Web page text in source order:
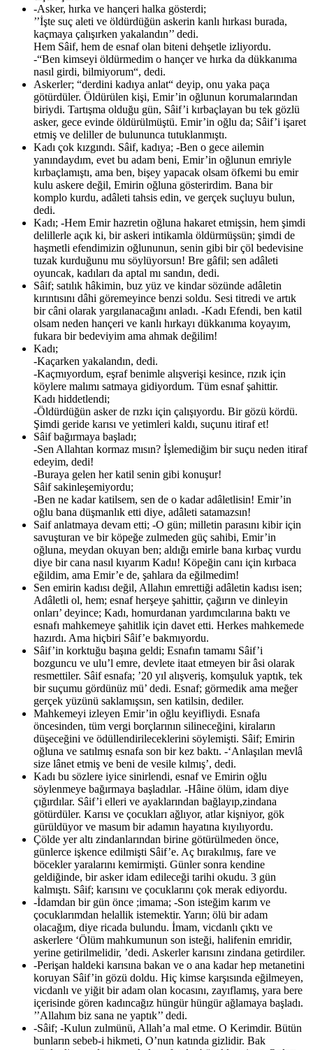
-Asker, hırka ve hançeri halka gösterdi;
’’İşte suç aleti ve öldürdüğün askerin kanlı hırkası burada,
kaçmaya çalışırken yakalandın’’ dedi.
Hem Sâif, hem de esnaf olan biteni dehşetle izliyordu.
-“Ben kimseyi öldürmedim o hançer ve hırka da dükkanıma
nasıl girdi, bilmiyorum“, dedi.
Askerler; “derdini kadıya anlat“ deyip, onu yaka paça
götürdüler. Öldürülen kişi, Emir’in oğlunun korumalarından
biriydi. Tartışma olduğu gün, Sâif’i kırbaçlayan bu tek gözlü
asker, gece evinde öldürülmüştü. Emir’in oğlu da; Sâif’i işaret
etmiş ve deliller de bulununca tutuklanmıştı.
Kadı çok kızgındı. Sâif, kadıya; -Ben o gece ailemin
yanındaydım, evet bu adam beni, Emir’in oğlunun emriyle
kırbaçlamıştı, ama ben, bişey yapacak olsam öfkemi bu emir
kulu askere değil, Emirin oğluna gösterirdim. Bana bir
komplo kurdu, adâleti tahsis edin, ve gerçek suçluyu bulun,
dedi.
Kadı; -Hem Emir hazretin oğluna hakaret etmişsin, hem şimdi
delillerle açık ki, bir askeri intikamla öldürmüşsün; şimdi de
haşmetli efendimizin oğlununun, senin gibi bir çöl bedevisine
tuzak kurduğunu mu söylüyorsun! Bre gâfil; sen adâleti
oyuncak, kadıları da aptal mı sandın, dedi.
Sâif; satılık hâkimin, buz yüz ve kindar sözünde adâletin
kırıntısını dâhi göremeyince benzi soldu. Sesi titredi ve artık
bir câni olarak yargılanacağını anladı. -Kadı Efendi, ben katil
olsam neden hançeri ve kanlı hırkayı dükkanıma koyayım,
fukara bir bedeviyim ama ahmak değilim!
Kadı;
-Kaçarken yakalandın, dedi.
-Kaçmıyordum, eşraf benimle alışverişi kesince, rızık için
köylere malımı satmaya gidiyordum. Tüm esnaf şahittir.
Kadı hiddetlendi;
-Öldürdüğün asker de rızkı için çalışıyordu. Bir gözü kördü.
Şimdi geride karısı ve yetimleri kaldı, suçunu itiraf et!
Sâif bağırmaya başladı;
-Sen Allahtan kormaz mısın? İşlemediğim bir suçu neden itiraf
edeyim, dedi!
-Buraya gelen her katil senin gibi konuşur!
Sâif sakinleşemiyordu;
-Ben ne kadar katilsem, sen de o kadar adâletlisin! Emir’in
oğlu bana düşmanlık etti diye, adâleti satamazsın!
Saif anlatmaya devam etti; -O gün; milletin parasını kibir için
savuşturan ve bir köpeğe zulmeden güç sahibi, Emir’in
oğluna, meydan okuyan ben; aldığı emirle bana kırbaç vurdu
diye bir cana nasıl kıyarım Kadıı! Köpeğin canı için kırbaca
eğildim, ama Emir’e de, şahlara da eğilmedim!
Sen emirin kadısı değil, Allahın emrettiği adâletin kadısı isen;
Adâletli ol, hem; esnaf herşeye şahittir, çağırın ve dinleyin
onları’ deyince; Kadı, homurdanan yardımcılarına baktı ve
esnafı mahkemeye şahitlik için davet etti. Herkes mahkemede
hazırdı. Ama hiçbiri Sâif’e bakmıyordu.
Sâif’in korktuğu başına geldi; Esnafın tamamı Sâif’i
bozguncu ve ulu’l emre, devlete itaat etmeyen bir âsi olarak
resmettiler. Sâif esnafa; ’20 yıl alışveriş, komşuluk yaptık, tek
bir suçumu gördünüz mü’ dedi. Esnaf; görmedik ama meğer
gerçek yüzünü saklamışsın, sen katilsin, dediler.
Mahkemeyi izleyen Emir’in oğlu keyifliydi. Esnafa
öncesinden, tüm vergi borçlarının silineceğini, kiraların
düşeceğini ve ödüllendirileceklerini söylemişti. Sâif; Emirin
oğluna ve satılmış esnafa son bir kez baktı. -‘Anlaşılan mevlâ
size lânet etmiş ve beni de vesile kılmış’, dedi.
Kadı bu sözlere iyice sinirlendi, esnaf ve Emirin oğlu
söylenmeye bağırmaya başladılar. -Hâine ölüm, idam diye
çığırdılar. Sâif’i elleri ve ayaklarından bağlayıp,zindana
götürdüler. Karısı ve çocukları ağlıyor, atlar kişniyor, gök
gürüldüyor ve masum bir adamın hayatına kıyılıyordu.
Çölde yer altı zindanlarından birine götürülmeden önce,
günlerce işkence edilmişti Sâif’e. Aç bırakılmış, fare ve
böcekler yaralarını kemirmişti. Günler sonra kendine
geldiğinde, bir asker idam edileceği tarihi okudu. 3 gün
kalmıştı. Sâif; karısını ve çocuklarını çok merak ediyordu.
-İdamdan bir gün önce ;imama; -Son isteğim karım ve
çocuklarımdan helallik istemektir. Yarın; ölü bir adam
olacağım, diye ricada bulundu. İmam, vicdanlı çıktı ve
askerlere ‘Ölüm mahkumunun son isteği, halifenin emridir,
yerine getirilmelidir, ’dedi. Askerler karısını zindana getirdiler.
-Perişan haldeki karısına bakan ve o ana kadar hep metanetini
koruyan Sâif’in gözü doldu. Hiç kimse karşısında eğilmeyen,
vicdanlı ve yiğit bir adam olan kocasını, zayıflamış, yara bere
içerisinde gören kadıncağız hüngür hüngür ağlamaya başladı.
’’Allahım biz sana ne yaptık’’ dedi.
-Sâif; -Kulun zulmünü, Allah’a mal etme. O Kerimdir. Bütün
bunların sebeb-i hikmeti, O’nun katında gizlidir. Bak